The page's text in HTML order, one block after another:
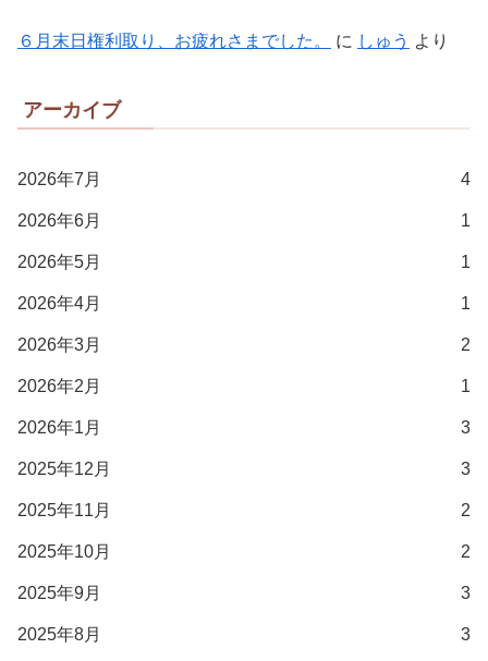
６月末日権利取り、お疲れさまでした。 に しゅう より
アーカイブ
2026年7月 4
2026年6月 1
2026年5月 1
2026年4月 1
2026年3月 2
2026年2月 1
2026年1月 3
2025年12月 3
2025年11月 2
2025年10月 2
2025年9月 3
2025年8月 3